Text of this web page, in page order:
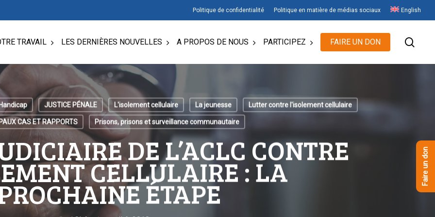
Politique de confidentialité Politique en matière de médias sociaux English
TRAVAIL LES DERNIÈRES NOUVELLES A PROPOS DE NOUS PARTICIPEZ FAIRE UN DON
JUSTICE PÉNALE L'isolement cellulaire La jeunesse Lutter contre l'isolement cellulaire
CAS ET RAPPORTS Prisons, prisons et surveillance communautaire
DE L’ACLC CONTRE
CELLULAIRE : LA
ÉTAPE
Faire un don